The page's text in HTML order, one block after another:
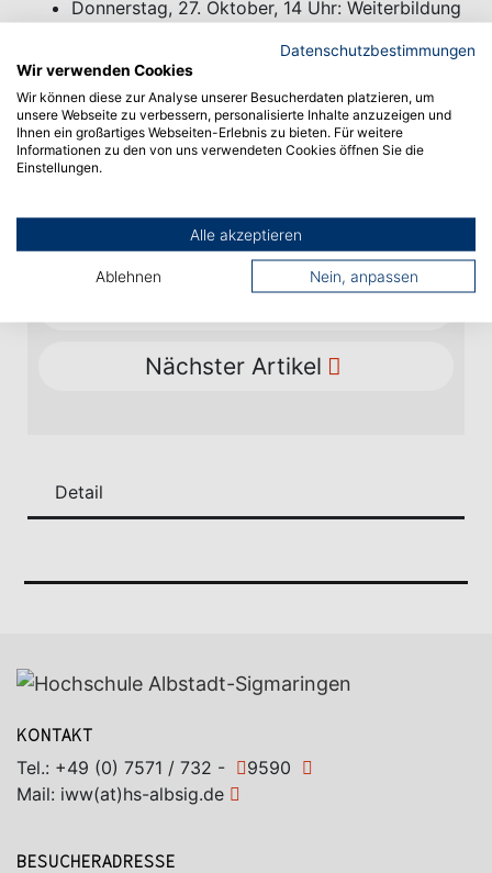
Donnerstag, 27. Oktober, 14 Uhr: Weiterbildung
Fallbeispiel der Aufdeckung eines Keyloggers
Freitag, 28. Oktober, 14 Uhr: Abwehr und
Erkennung von Phishing-Mails
Informationen und Anmeldung
Nächster Artikel
Detail
KONTAKT
Tel.: +49 (0) 7571 / 732 -
9590
Mail: iww(at)hs-albsig.de
BESUCHERADRESSE
Datenschutzbestimmungen
Wir verwenden Cookies
Wir können diese zur Analyse unserer Besucherdaten platzieren, um
unsere Webseite zu verbessern, personalisierte Inhalte anzuzeigen und
Ihnen ein großartiges Webseiten-Erlebnis zu bieten. Für weitere
Informationen zu den von uns verwendeten Cookies öffnen Sie die
Einstellungen.
Alle akzeptieren
Ablehnen Nein, anpassen